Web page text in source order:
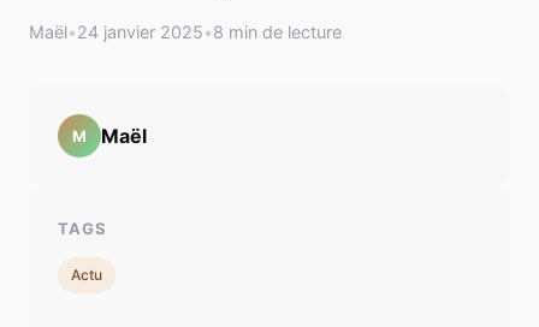
Maël•24 janvier 2025•8 min de lecture
M Maël
TAGS
Actu